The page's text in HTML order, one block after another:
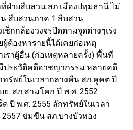
ที่ฝ่ายสืบสวน สภ.เมืองปทุมธานี ไม่
สืบสวนภาค 1 สืบสวน
ช็กกล้องวงจรปิดตามจุดต่างๆเร่ง
ต้องหารายนี้ได้เคยก่อเหตุ
ราผู้อื่น (ก่อเหตุหลายครั้ง) พื้นที่
ประวัติคดีอาชญากรรม หลายคดี
รัพย์ในเวลากลางคืน สภ.คูคต ปี
ย. สภ.สามโคก ปี พ.ศ. 2552
ปี พ.ศ. 2555 ลักทรัพย์ในเวลา
ข่มขืน สภ.บางบัวทอง